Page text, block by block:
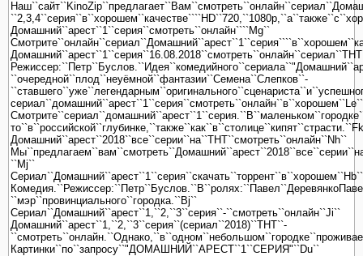
Домашний``арест``1``серия``смотреть``онлайн````Mg``
``очередной``плод``неуёмной``фантазии``Семена``Слепков``-
сериал``домашний``арест``1``серия``смотреть``онлайн``в``хорошем``Le``
Домашний``арест``2018``все``серии``на``ТНТ``смотреть``онлайн``Nh``
``Mj``
Сериал``Домашний``арест``1``серия``скачать``торрент``в``хорошем``Hb``
``мэр``провинциального``городка.``Bj``
Сериал``Домашний``арест``1,``2,``3``серия``-``смотреть``онлайн``Ji``
Домашний``арест``1,``2,``3``серия``(сериал``2018)``ТНТ``-
Картинки``по``запросу``"ДОМАШНИЙ``АРЕСТ``1``СЕРИЯ"``Du``